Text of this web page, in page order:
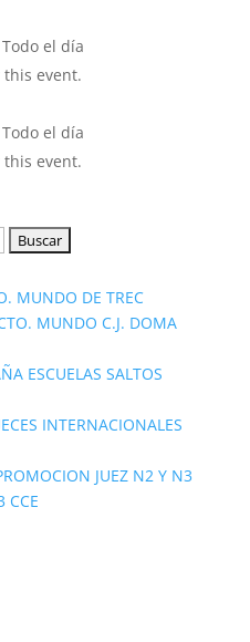
el día
event.
el día
event.
MUNDO DE TREC
MUNDO C.J. DOMA
ESCUELAS SALTOS
INTERNACIONALES
JUEZ N2 Y N3
CCE